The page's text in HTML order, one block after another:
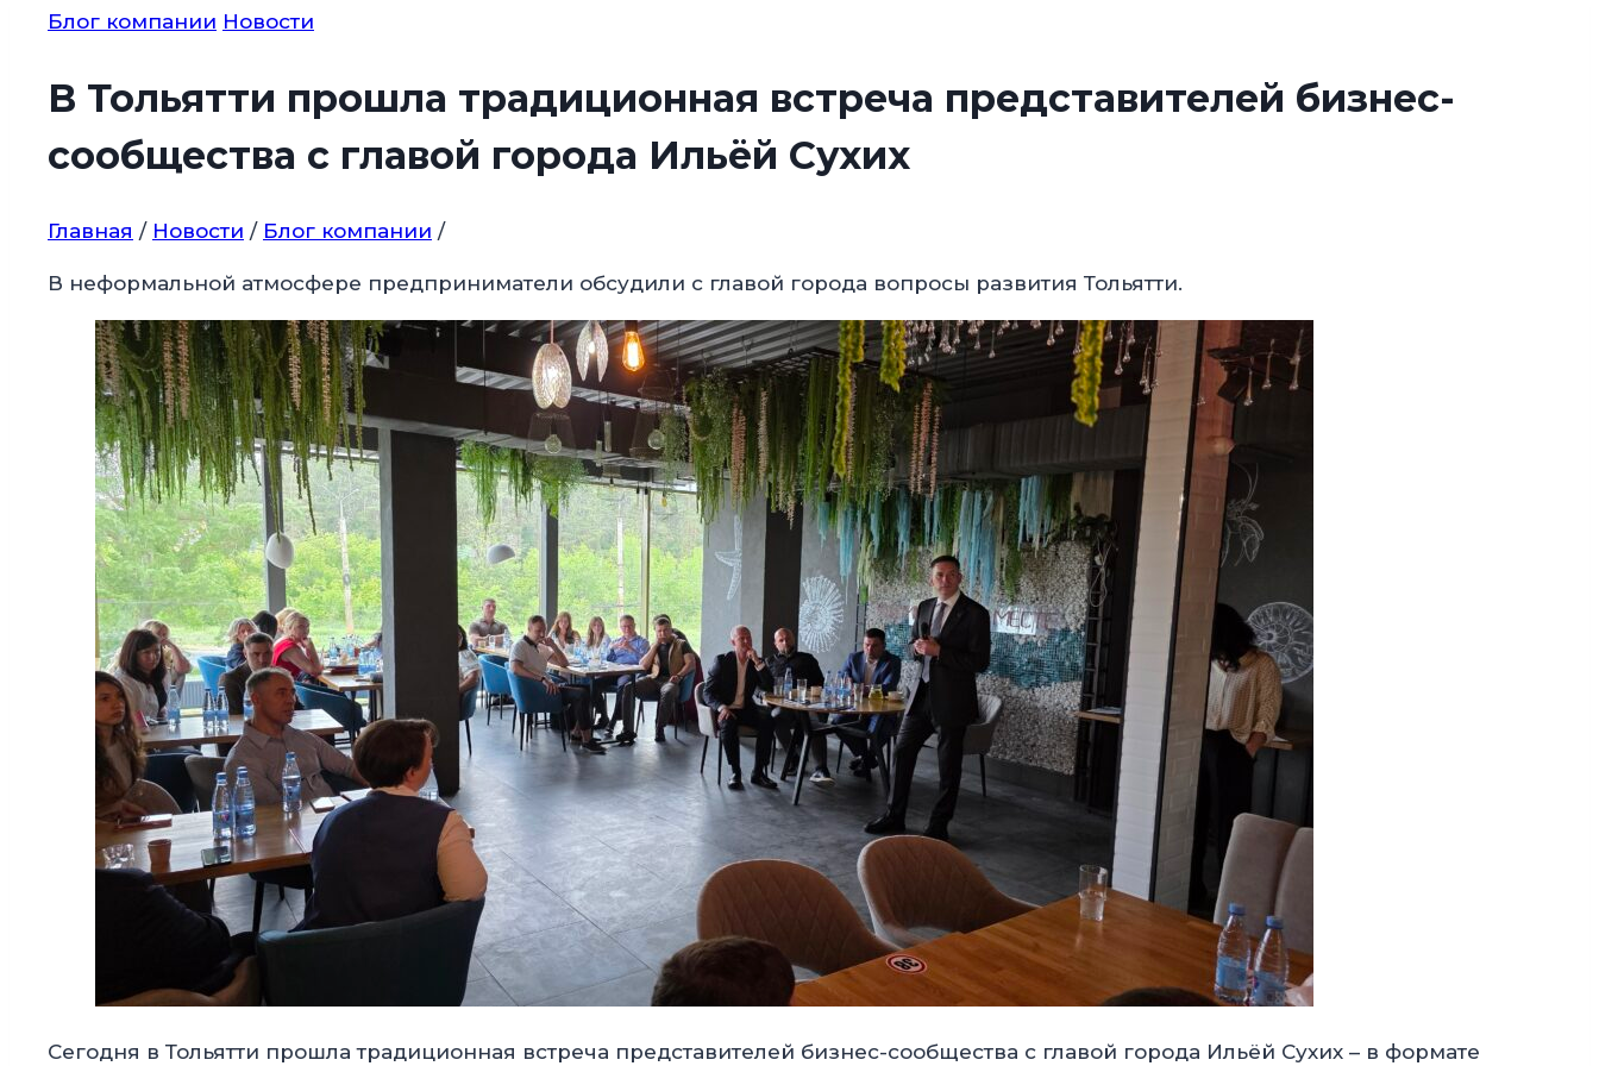
Блог компании Новости
В Тольятти прошла традиционная встреча представителей бизнес-
сообщества с главой города Ильёй Сухих
Главная / Новости / Блог компании /
В неформальной атмосфере предприниматели обсудили с главой города вопросы развития Тольятти.
Сегодня в Тольятти прошла традиционная встреча представителей бизнес-сообщества с главой города Ильёй Сухих – в формате